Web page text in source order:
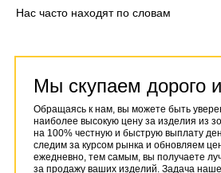
Нас часто находят по словам
Мы скупаем дорого
Обращаясь к нам, вы можете быть
наиболее высокую цену за изделия из
на 100% честную и быструю выплату
следим за курсом рынка и обновляем
ежедневно, тем самым, вы получаете
за продажу ваших изделий. Задача